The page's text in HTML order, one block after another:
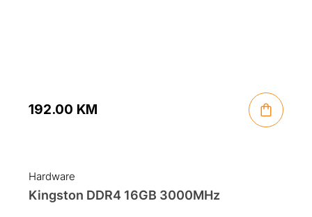
192.00 KM
Hardware
Kingston DDR4 16GB 3000MHz